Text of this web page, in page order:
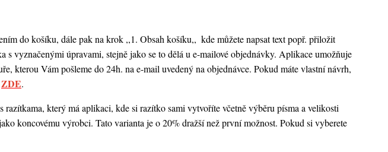
do košíku, dále pak na krok ,,1. Obsah košíku,, kde můžete napsat text popř. přiložit
s vyznačenými úpravami, stejně jako se to dělá u e-mailové objednávky. Aplikace umožňuje
kterou Vám pošleme do 24h. na e-mail uvedený na objednávce. Pokud máte vlastní návrh,
ZDE.
razítkama, který má aplikaci, kde si razítko sami vytvoříte včetně výběru písma a velikosti
koncovému výrobci. Tato varianta je o 20% dražší než první možnost. Pokud si vyberete